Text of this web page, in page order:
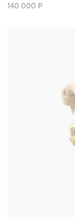
140 000 Р